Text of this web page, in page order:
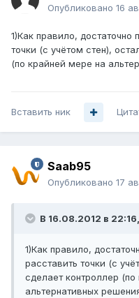
Опубликовано 16
1)Как правило, достаточно
точки (с учётом стен),
(по крайней мере на
Вставить ник
Saab95
Опубликовано 17
В 16.08.2012 в
1)Как правило,
расставить точки (с
сделает контроллер
альтернативных